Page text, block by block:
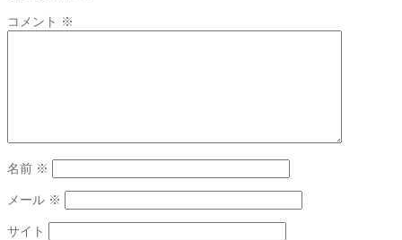
コメント ※
名前 ※
メール ※
サイト